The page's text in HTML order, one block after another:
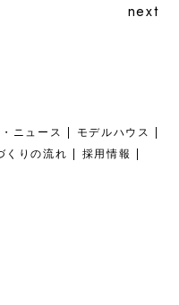
next
ニュース
モデルハウス
くりの流れ
採用情報